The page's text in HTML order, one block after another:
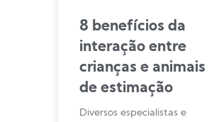
8 benefícios da
interação entre
crianças e animais
de estimação
Diversos especialistas e